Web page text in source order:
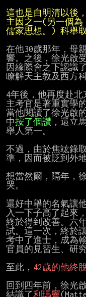
這也是自明清以後
儒家思想。)
科舉
在他30歲那年，母
響。之後，徐光啟
因緣際會之下認識了
瞭解天主教及西方
4年後，他再度赴
主考官是著重實學
當他閱讀了徐光啟
中按了個讚 ，還立
舉人第一。
不過，由於焦竑錄
準，因而被貶到外
想當然爾，隔年，
哭。
還好中舉的名氣讓
入一下子高了起來
終於得到改善。六
試。這一次，終於
考中了進士，成為
官員的見習生、研
至此， 42歲的他終
回到四年前，徐光
結識了利瑪竇